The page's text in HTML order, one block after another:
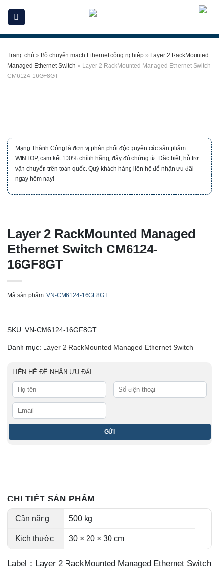
Skip
content
Trang chủ » Bộ chuyển mạch Ethernet công nghiệp » Layer 2 RackMounted
Managed Ethernet Switch » Layer 2 RackMounted Managed Ethernet Switch
CM6124-16GF8GT
Mạng Thành Công là đơn vị phân phối độc quyền các sản phẩm
WINTOP, cam kết 100% chính hãng, đầy đủ chứng từ. Đặc biệt, hỗ trợ
vận chuyển trên toàn quốc. Quý khách hàng liên hệ để nhận ưu đãi
ngay hôm nay!
Layer 2 RackMounted Managed
Ethernet Switch CM6124-
16GF8GT
Mã sản phẩm: VN-CM6124-16GF8GT
SKU: VN-CM6124-16GF8GT
Danh mục: Layer 2 RackMounted Managed Ethernet Switch
LIÊN HỆ ĐỂ NHẬN ƯU ĐÃI
CHI TIẾT SẢN PHẨM
Cân nặng 500 kg
Kích thước 30 × 20 × 30 cm
Label：Layer 2 RackMounted Managed Ethernet Switch